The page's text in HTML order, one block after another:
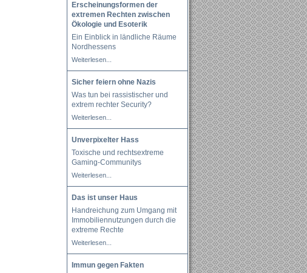
Erscheinungsformen der
extremen Rechten zwischen
Ökologie und Esoterik
Ein Einblick in ländliche Räume
Nordhessens
Weiterlesen...
Sicher feiern ohne Nazis
Was tun bei rassistischer und
extrem rechter Security?
Weiterlesen...
Unverpixelter Hass
Toxische und rechtsextreme
Gaming-Communitys
Weiterlesen...
Das ist unser Haus
Handreichung zum Umgang mit
Immobiliennutzungen durch die
extreme Rechte
Weiterlesen...
Immun gegen Fakten